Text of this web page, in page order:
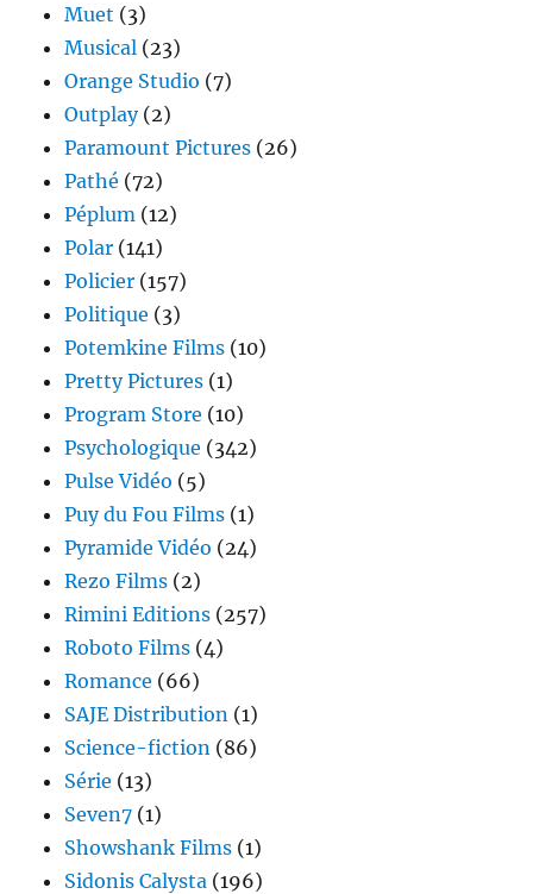
Muet (3)
Musical (23)
Orange Studio (7)
Outplay(2)
Paramount Pictures (26)
Pathé (72)
Péplum (12)
Polar (141)
Policier (157)
Politique (3)
Potemkine Films (10)
Pretty Pictures (1)
Program Store (10)
Psychologique (342)
Pulse Vidéo (5)
Puy du Fou Films (1)
Pyramide Vidéo (24)
Rezo Films (2)
Rimini Editions (257)
Roboto Films (4)
Romance (66)
SAJE Distribution (1)
Science-fiction (86)
Série (13)
Seven7 (1)
Showshank Films (1)
Sidonis Calysta (196)